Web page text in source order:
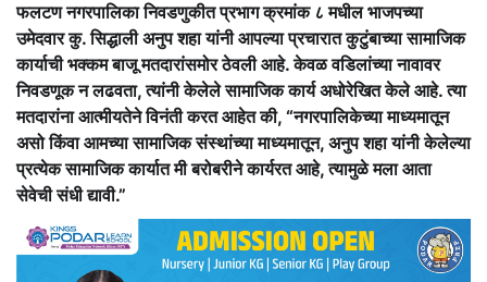
फलटण नगरपालिका निवडणुकीत प्रभाग क्रमांक ८ मधील भाजपच्या
उमेदवार कु. सिद्धाली अनुप शहा यांनी आपल्या प्रचारात कुटुंबाच्या सामाजिक
कार्याची भक्कम बाजू मतदारांसमोर ठेवली आहे. केवळ वडिलांच्या नावावर
निवडणूक न लढवता, त्यांनी केलेले सामाजिक कार्य अधोरेखित केले आहे. त्या
मतदारांना आत्मीयतेने विनंती करत आहेत की, “नगरपालिकेच्या माध्यमातून
असो किंवा आमच्या सामाजिक संस्थांच्या माध्यमातून, अनुप शहा यांनी केलेल्या
प्रत्येक सामाजिक कार्यात मी बरोबरीने कार्यरत आहे, त्यामुळे मला आता
सेवेची संधी द्यावी.”